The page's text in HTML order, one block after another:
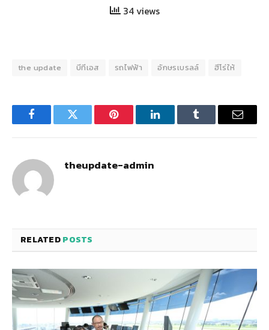
34 views
the update บีทีเอส รถไฟฟ้า อักษรเบรลล์ ฮีโร่ให้
FacebookTwitter Pinterest LinkedInTumblr Email
theupdate-admin
RELATEDPOSTS